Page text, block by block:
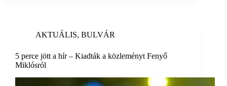
AKTUÁLIS, BULVÁR
5 perce jött a hír – Kiadták a közleményt Fenyő
Miklósról